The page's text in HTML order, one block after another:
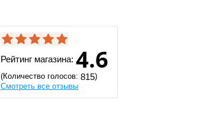
Рейтинг магазина: 4.6
(Количество голосов: 815)
Смотреть все отзывы